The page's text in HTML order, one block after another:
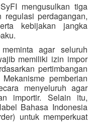
mengusulkan tiga
perdagangan,
kebijakan jangka
agar seluruh
memiliki izin impor
pertimbangan
pemberian
menyeluruh agar
importir. Selain itu,
Bahasa Indonesia
untuk memperkuat